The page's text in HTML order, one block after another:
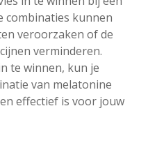
combinaties kunnen
veroorzaken of de
verminderen.
te winnen, kun je
van melatonine
effectief is voor jouw